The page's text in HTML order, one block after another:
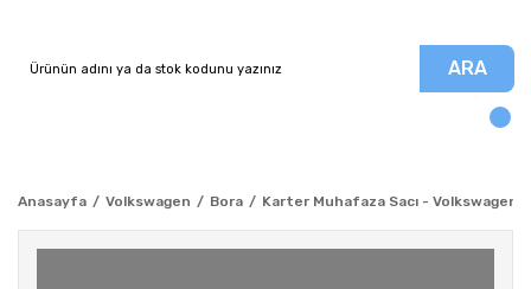
ARA
Anasayfa Volkswagen Bora Karter Muhafaza Sacı - Volkswagen